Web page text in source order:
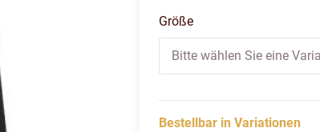
Größe
Bitte wählen Sie eine
Bestellbar in Variationen